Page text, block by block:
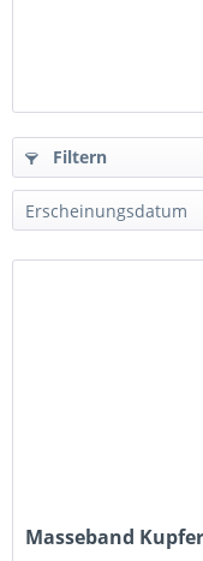
Filtern
Masseband